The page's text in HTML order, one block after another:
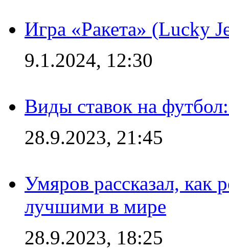
Игра «Ракета» (Lucky
9.1.2024, 12:30
Виды ставок на
28.9.2023, 21:45
Умяров рассказал, как
лучшими в мире
28.9.2023, 18:25